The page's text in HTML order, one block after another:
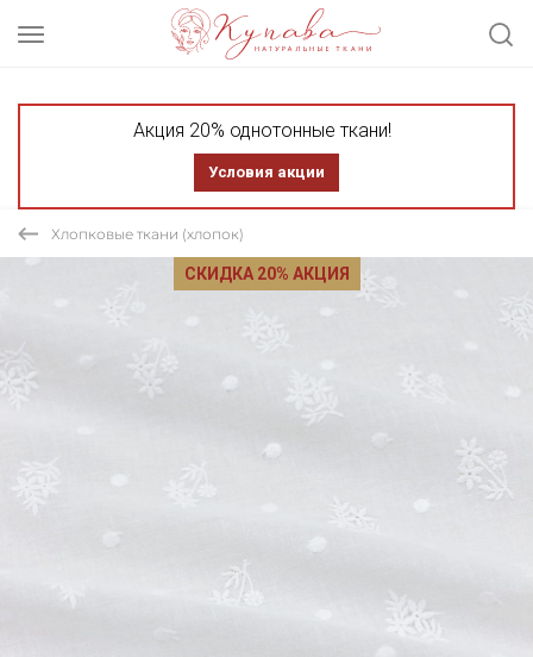
Акция 20% однотонные ткани!
Условия акции
Хлопковые ткани (хлопок)
СКИДКА 20% АКЦИЯ